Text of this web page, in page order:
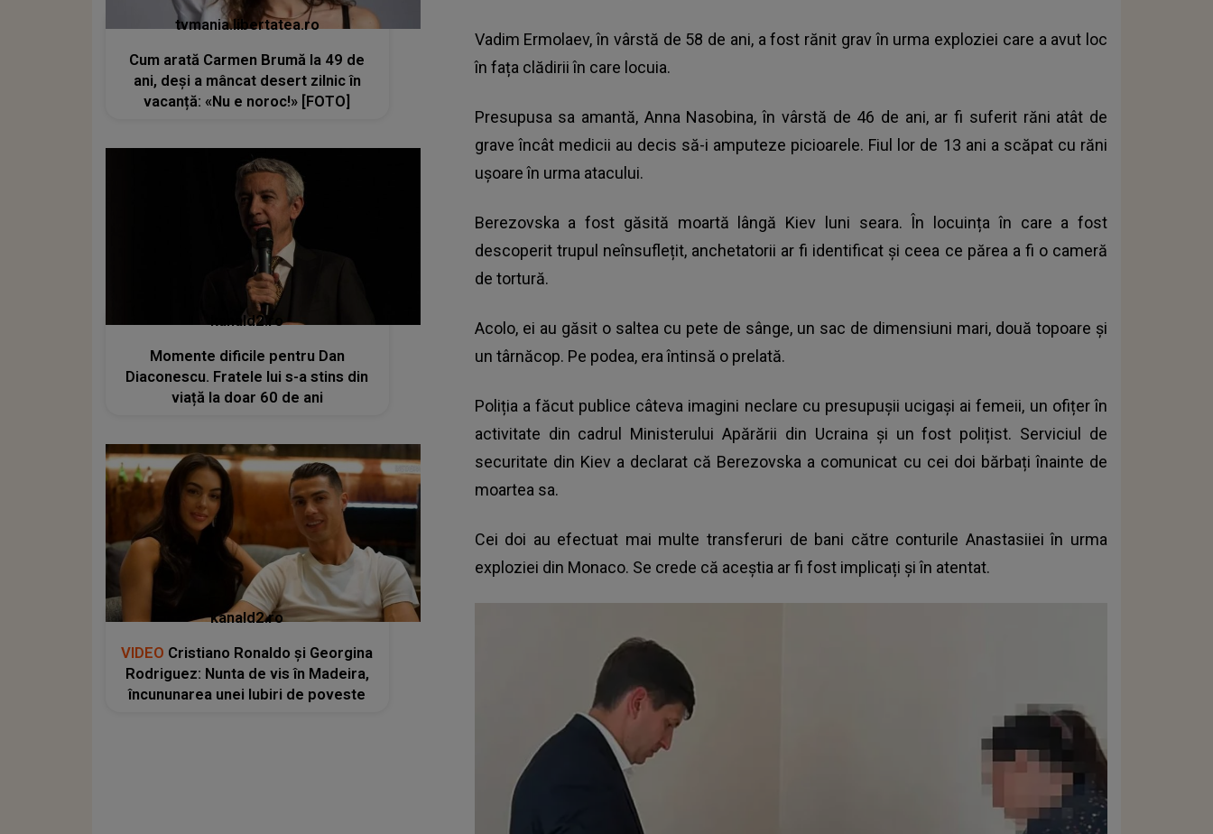
Vadim Ermolaev, în vârstă de 58 de ani, a fost rănit grav în urma exploziei care a avut loc
în fața clădirii în care locuia.
Presupusa sa amantă, Anna Nasobina, în vârstă de 46 de ani, ar fi suferit răni atât de
grave încât medicii au decis să-i amputeze picioarele. Fiul lor de 13 ani a scăpat cu răni
ușoare în urma atacului.
Berezovska a fost găsită moartă lângă Kiev luni seara. În locuința în care a fost
descoperit trupul neînsuflețit, anchetatorii ar fi identificat și ceea ce părea a fi o cameră
de tortură.
Acolo, ei au găsit o saltea cu pete de sânge, un sac de dimensiuni mari, două topoare și
un târnăcop. Pe podea, era întinsă o prelată.
Poliția a făcut publice câteva imagini neclare cu presupușii ucigași ai femeii, un ofițer în
activitate din cadrul Ministerului Apărării din Ucraina și un fost polițist. Serviciul de
securitate din Kiev a declarat că Berezovska a comunicat cu cei doi bărbați înainte de
moartea sa.
Cei doi au efectuat mai multe transferuri de bani către conturile Anastasiiei în urma
exploziei din Monaco. Se crede că aceștia ar fi fost implicați și în atentat.
tvmania.libertatea.ro
Cum arată Carmen Brumă la 49 de
ani, deși a mâncat desert zilnic în
vacanță: «Nu e noroc!» [FOTO]
kanald2.ro
Momente dificile pentru Dan
Diaconescu. Fratele lui s-a stins din
viață la doar 60 de ani
kanald2.ro
VIDEO Cristiano Ronaldo și Georgina
Rodriguez: Nunta de vis în Madeira,
încununarea unei Iubiri de poveste